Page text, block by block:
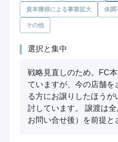
資本獲得による事業拡大 体調
その他
選択と集中
戦略見直しのため。FC
ていますが、今の店舗を
る方にお譲りしたほうが
討しています。 譲渡は
お問い合せ後）を前提と